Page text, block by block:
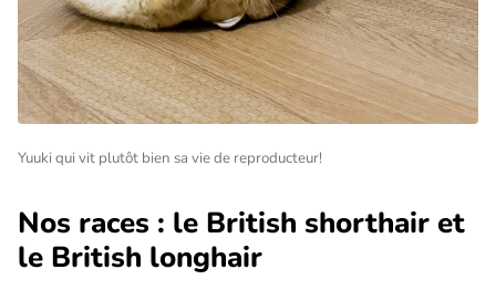
Yuuki qui vit plutôt bien sa vie de reproducteur!
Nos races : le British shorthair et
le British longhair